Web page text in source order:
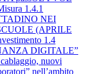
1.4.1
NEI
(APRILE
1.4
DIGITALE”
nuovi
nell’ambito